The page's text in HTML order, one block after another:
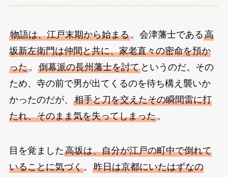
物語は、江戸末期から始まる。会津藩士である高
坂新左衛門は仲間と共に、家老直々の密命を預か
った。 倒幕派の長州藩士を討てというのだ。その
ため、寺の前で男が出てくるのを待ち構え襲いか
かったのだが、 相手と刀を交えたその瞬間雷に打
たれ、そのまま気を失ってしまった。
目を覚ました高坂は、自分が江戸の町中で倒れて
いることに気づく。 昨日は京都にいたはずなの